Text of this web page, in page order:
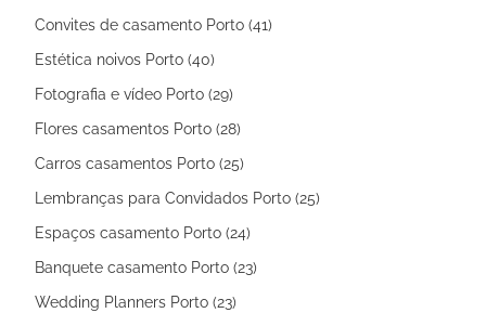
Convites de casamento Porto (41)
Estética noivos Porto (40)
Fotografia e vídeo Porto (29)
Flores casamentos Porto (28)
Carros casamentos Porto (25)
Lembranças para Convidados Porto (25)
Espaços casamento Porto (24)
Banquete casamento Porto (23)
Wedding Planners Porto (23)